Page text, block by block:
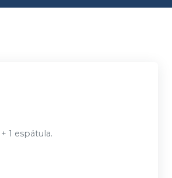
1 espátula.